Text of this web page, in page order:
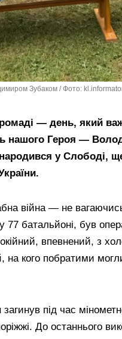
Зубаком / Фото:
— день, який
нашого Героя —
у Слободі,
війна — не
батальйоні, був
впевнений, з
кого побратими
під час
До останнього